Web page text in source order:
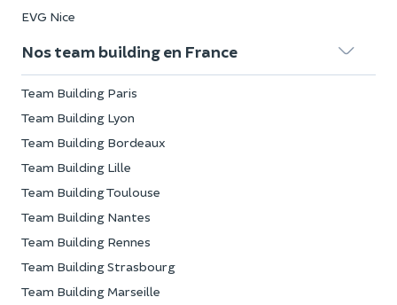
EVG Nice
Nos team building en France
Team Building Paris
Team Building Lyon
Team Building Bordeaux
Team Building Lille
Team Building Toulouse
Team Building Nantes
Team Building Rennes
Team Building Strasbourg
Team Building Marseille